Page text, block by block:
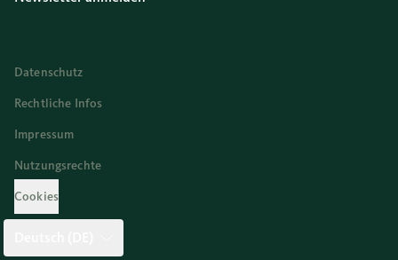
Datenschutz
Rechtliche Infos
Impressum
Nutzungsrechte
Cookies